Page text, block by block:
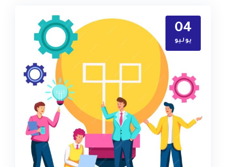
04
يوليو